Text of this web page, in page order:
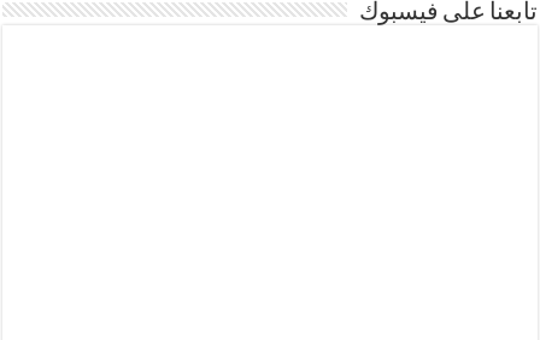
تابعنا على فيسبوك